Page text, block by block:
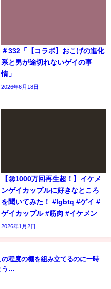
＃332「【コラボ】おこげの進化
系と男が途切れないゲイの事
情」
2026年6月18日
【㊗️1000万回再生超！】イケメ
ンゲイカップルに好きなところ
を聞いてみた！ #lgbtq #ゲイ #
ゲイカップル #筋肉 #イケメン
2026年1月2日
の程度の棚を組み立てるのに一時
う…